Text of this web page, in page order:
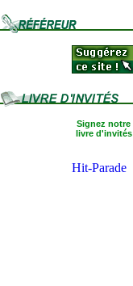
Signez notre
livre d'invités